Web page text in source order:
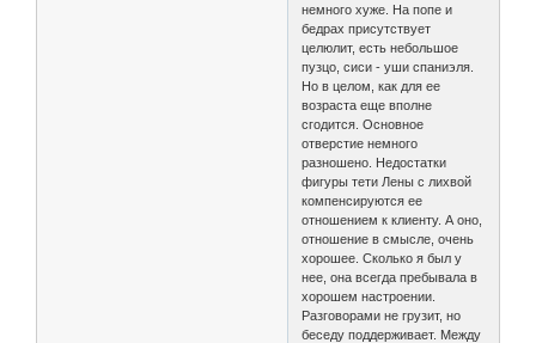
немного хуже. На попе и
бедрах присутствует
целюлит, есть небольшое
пузцо, сиси - уши спаниэля.
Но в целом, как для ее
возраста еще вполне
сгодится. Основное
отверстие немного
разношено. Недостатки
фигуры тети Лены с лихвой
компенсируются ее
отношением к клиенту. А оно,
отношение в смысле, очень
хорошее. Сколько я был у
нее, она всегда пребывала в
хорошем настроении.
Разговорами не грузит, но
беседу поддерживает. Между